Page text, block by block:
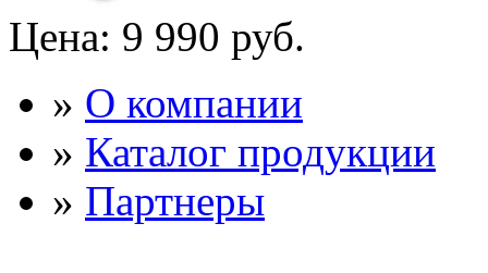
Цена: 9 990 руб.
» О компании
» Каталог продукции
» Партнеры